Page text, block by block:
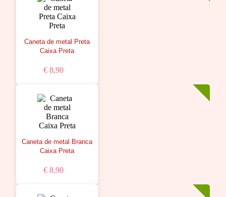
Caneta de metal Preta
Caixa Preta
€ 8,90
Caneta de metal Branca
Caixa Preta
€ 8,90